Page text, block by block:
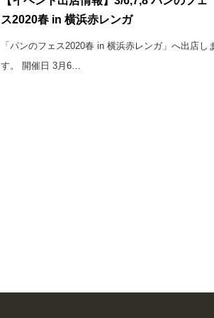
ス2020春 in 横浜赤レンガ
「パンのフェス2020春 in 横浜赤レンガ」へ出店し
す。 開催日 3月6…